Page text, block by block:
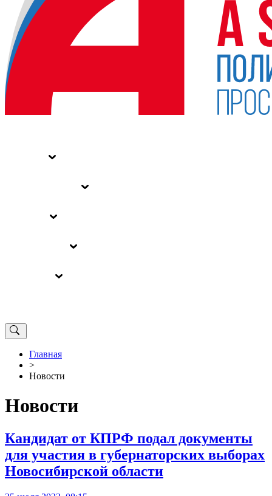
Главная
>
Новости
Новости
Кандидат от КПРФ подал документы
для участия в губернаторских выборах
Новосибирской области